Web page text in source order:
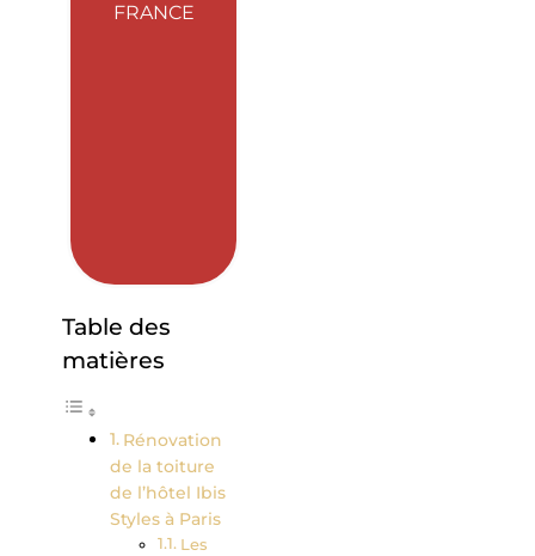
FRANCE
Table des
matières
Rénovation
de la toiture
de l’hôtel Ibis
Styles à Paris
Les